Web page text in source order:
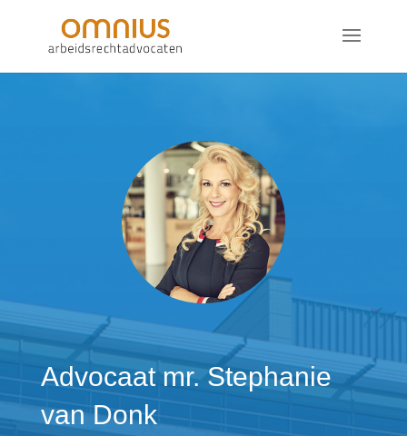
Advocaat mr. Stephanie
van Donk